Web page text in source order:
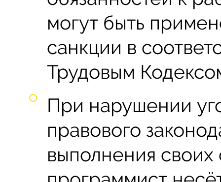
могут быть
санкции в
Трудовым
При нарушении
правового
выполнения своих